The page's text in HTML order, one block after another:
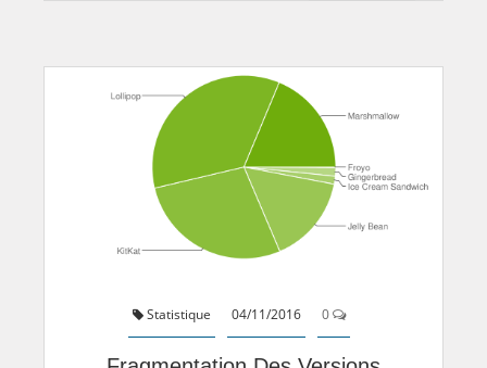
Statistique 04/11/2016 0